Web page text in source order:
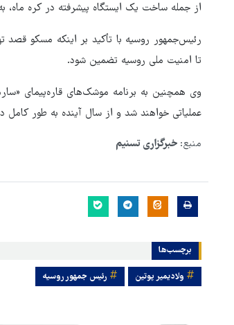
از جمله ساخت یک ایستگاه پیشرفته در کره ماه،
رئیس‌جمهور روسیه با تأکید بر اینکه مسکو
تا امنیت ملی روسیه تضمین شود.
وی همچنین به برنامه موشک‌های قاره‌پیمای
عملیاتی خواهند شد و از سال آینده به طور کامل
منبع: خبرگزاری تسنیم
برچسب‌ها
ولادیمیر پوتین رئیس جمهور روسیه